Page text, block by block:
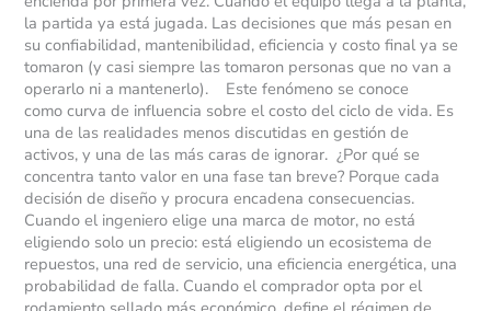
la partida ya está jugada. Las decisiones que más pesan en
su confiabilidad, mantenibilidad, eficiencia y costo final ya se
tomaron (y casi siempre las tomaron personas que no van a
operarlo ni a mantenerlo). Este fenómeno se conoce
como curva de influencia sobre el costo del ciclo de vida. Es
una de las realidades menos discutidas en gestión de
activos, y una de las más caras de ignorar. ¿Por qué se
concentra tanto valor en una fase tan breve? Porque cada
decisión de diseño y procura encadena consecuencias.
Cuando el ingeniero elige una marca de motor, no está
eligiendo solo un precio: está eligiendo un ecosistema de
repuestos, una red de servicio, una eficiencia energética, una
probabilidad de falla. Cuando el comprador opta por el